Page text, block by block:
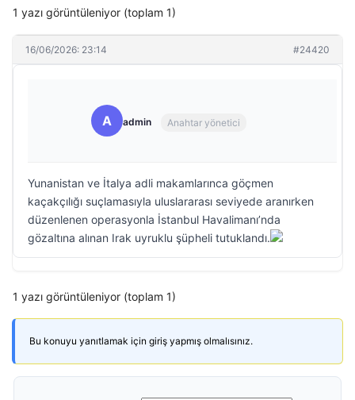
1 yazı görüntüleniyor (toplam 1)
16/06/2026: 23:14 #24420
A admin Anahtar yönetici
Yunanistan ve İtalya adli makamlarınca göçmen
kaçakçılığı suçlamasıyla uluslararası seviyede aranırken
düzenlenen operasyonla İstanbul Havalimanı’nda
gözaltına alınan Irak uyruklu şüpheli tutuklandı.
1 yazı görüntüleniyor (toplam 1)
Bu konuyu yanıtlamak için giriş yapmış olmalısınız.